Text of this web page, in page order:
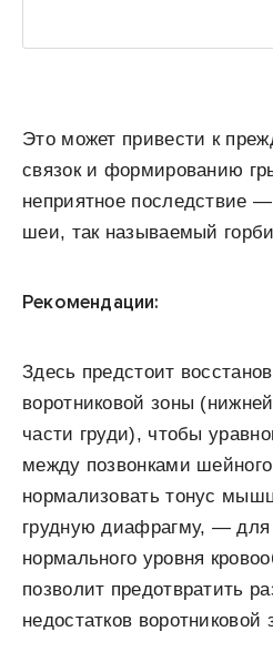
Это может привести к
связок и формированию
неприятное последствие
шеи, так называемый
Рекомендации:
Здесь предстоит
воротниковой зоны
части груди), чтобы
между позвонками
нормализовать тонус
грудную диафрагму, — для
нормального уровня
позволит предотвратить
недостатков воротниковой